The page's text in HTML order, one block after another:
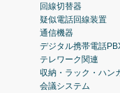
回線切替器
疑似電話回線装置
通信機器
デジタル携帯電話
テレワーク関連
収納・ラック・ハン
会議システム